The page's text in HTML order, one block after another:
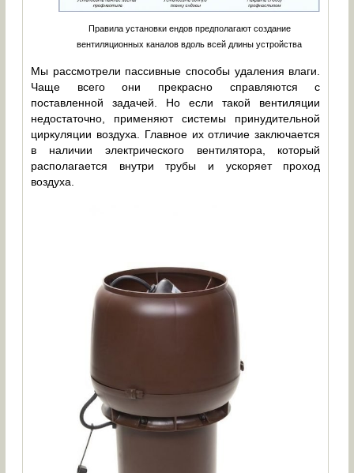
Правила установки ендов предполагают создание
вентиляционных каналов вдоль всей длины устройства
Мы рассмотрели пассивные способы удаления влаги.
Чаще всего они прекрасно справляются с
поставленной задачей. Но если такой вентиляции
недостаточно, применяют системы принудительной
циркуляции воздуха. Главное их отличие заключается
в наличии электрического вентилятора, который
располагается внутри трубы и ускоряет проход
воздуха.